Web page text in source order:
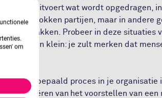
uitvoert wat wordt opgedragen,
alle betrokken partijen, maar in andere
aanpakken. Probeer in deze
Begin klein: je zult merken dat
dat een bepaald proces in je
kan variëren van het voorstellen van
om